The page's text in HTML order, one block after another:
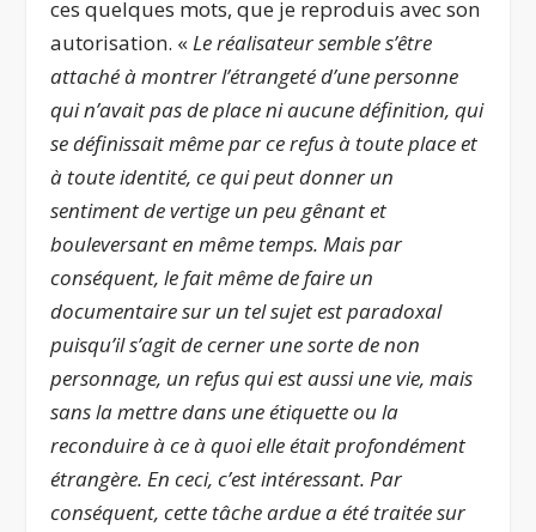
ces quelques mots, que je reproduis avec son
autorisation. «Le réalisateur semble s’être
attaché à montrer l’étrangeté d’une personne
qui n’avait pas de place ni aucune définition, qui
se définissait même par ce refus à toute place et
à toute identité, ce qui peut donner un
sentiment de vertige un peu gênant et
bouleversant en même temps. Mais par
conséquent, le fait même de faire un
documentaire sur un tel sujet est paradoxal
puisqu’il s’agit de cerner une sorte de non
personnage, un refus qui est aussi une vie, mais
sans la mettre dans une étiquette ou la
reconduire à ce à quoi elle était profondément
étrangère. En ceci, c’est intéressant. Par
conséquent, cette tâche ardue a été traitée sur